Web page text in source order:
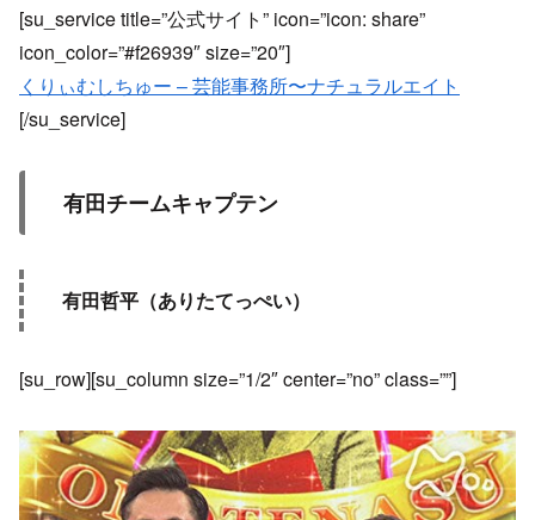
[su_service title=”公式サイト” icon=”icon: share”
icon_color=”#f26939″ size=”20″]
くりぃむしちゅー – 芸能事務所〜ナチュラルエイト
[/su_service]
有田チームキャプテン
有田哲平（ありたてっぺい）
[su_row][su_column size=”1/2″ center=”no” class=””]